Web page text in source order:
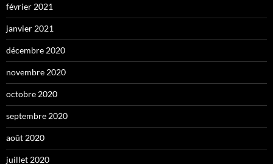
février 2021
janvier 2021
décembre 2020
novembre 2020
octobre 2020
septembre 2020
août 2020
juillet 2020